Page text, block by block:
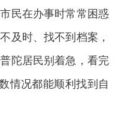
民在办事时常常困惑
及时、找不到档案，
陀居民别着急，看完
情况都能顺利找到自